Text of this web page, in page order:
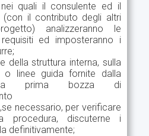
quali il consulente ed il
(con il contributo degli altri
analizzeranno le
ed imposteranno i
della struttura interna, sulla
o linee guida fornite dalla
prima bozza di
necessario, per verificare
procedura, discuterne i
definitivamente;